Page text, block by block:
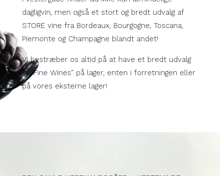
dagligvin, men også et stort og bredt udvalg af
STORE vine fra Bordeaux, Bourgogne, Toscana,
Piemonte og Champagne blandt andet!
Vi bestræber os altid på at have et bredt udvalg
af “Fine Wines” på lager, enten i forretningen eller
på vores eksterne lager!